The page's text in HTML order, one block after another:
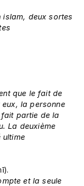
islam, deux sortes
que le fait de
eux, la personne
fait partie de la
La deuxième
ultime
et la seule